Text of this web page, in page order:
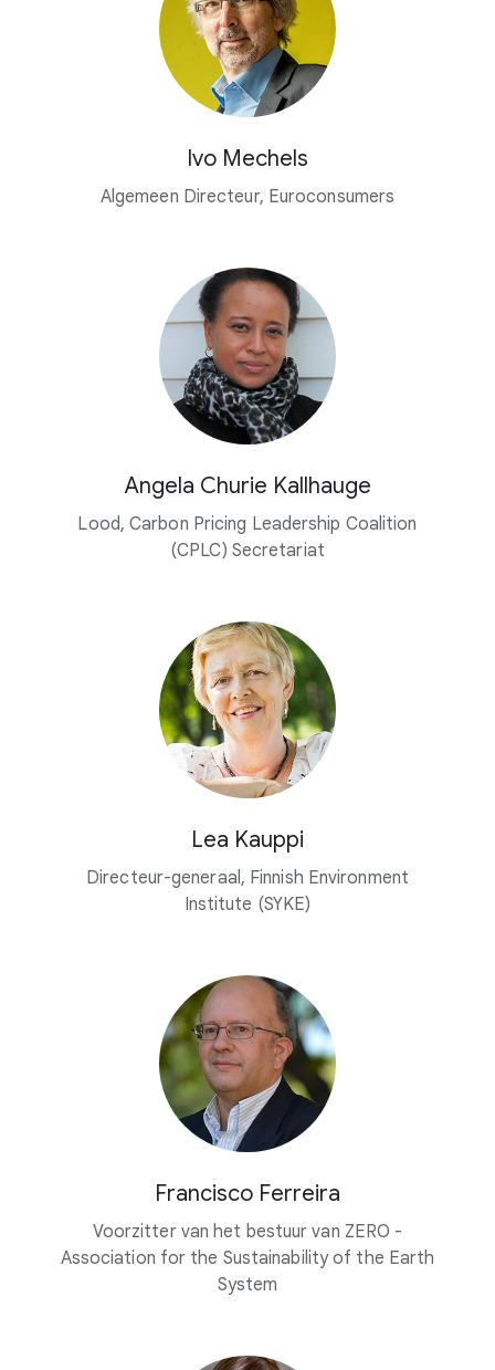
Ivo Mechels
Algemeen Directeur, Euroconsumers
Angela Churie Kallhauge
Lood, Carbon Pricing Leadership Coalition
(CPLC) Secretariat
Lea Kauppi
Directeur-generaal, Finnish Environment
Institute (SYKE)
Francisco Ferreira
Voorzitter van het bestuur van ZERO -
Association for the Sustainability of the Earth
System